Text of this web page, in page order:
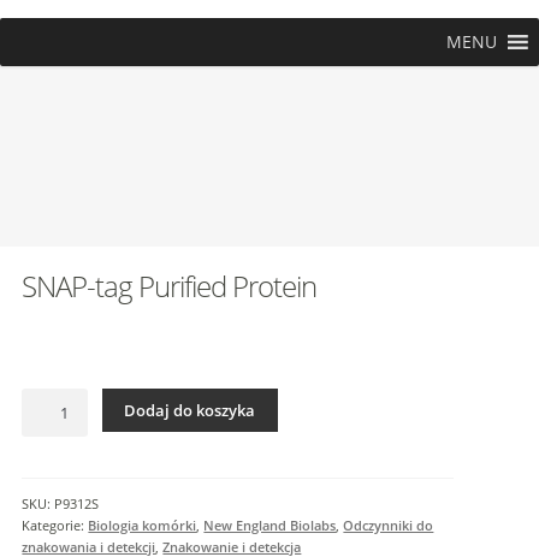
MENU
SNAP-tag Purified Protein
SNAP-
Protein
Dodaj do koszyka
SKU: P9312S
Kategorie: Biologia komórki New England Biolabs ,Odczynniki do
znakowania i detekcji ,Znakowanie i detekcja